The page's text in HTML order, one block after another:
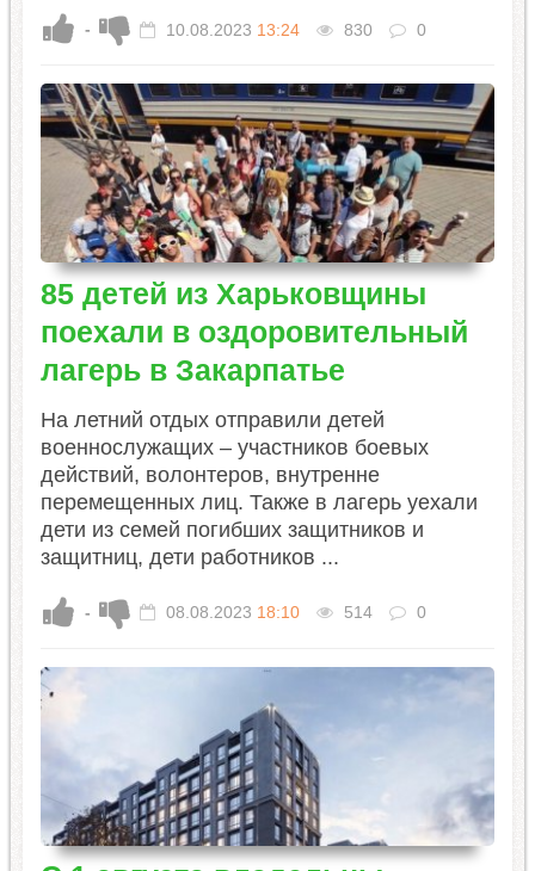
- 10.08.2023 13:24 830 0
85 детей из Харьковщины
поехали в оздоровительный
лагерь в Закарпатье
На летний отдых отправили детей
военнослужащих – участников боевых
действий, волонтеров, внутренне
перемещенных лиц. Также в лагерь уехали
дети из семей погибших защитников и
защитниц, дети работников ...
- 08.08.2023 18:10 514 0